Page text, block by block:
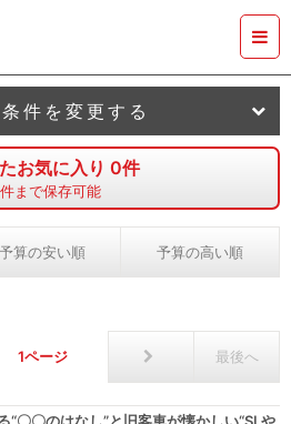
お気に入り 0件
件まで保存可能
予算の安い順 予算の高い順
1 最後へ
件を変更する